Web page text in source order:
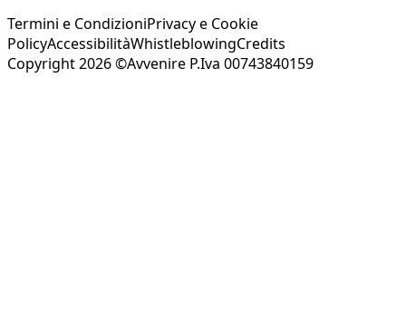
Termini e CondizioniPrivacy e Cookie
PolicyAccessibilitàWhistleblowingCredits
Copyright 2026 ©Avvenire P.Iva 00743840159